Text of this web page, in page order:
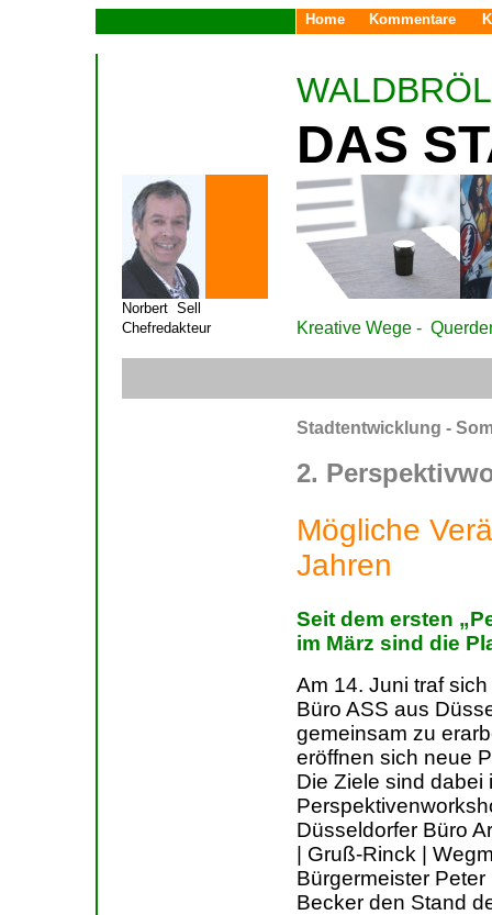
Home Kommentare
WALDBRÖL
DAS
Norbert Sell
Chefredakteur
Kreative Wege -
Stadtentwicklung -
2.
Mögliche
Jahren
Seit dem ersten
im März sind die
Am 14. Juni traf
Büro ASS aus
gemeinsam zu
eröffnen sich neue
Die Ziele sind dabei
Düsseldorfer Büro
| Gruß-Rinck |
Bürgermeister
Becker den Stand